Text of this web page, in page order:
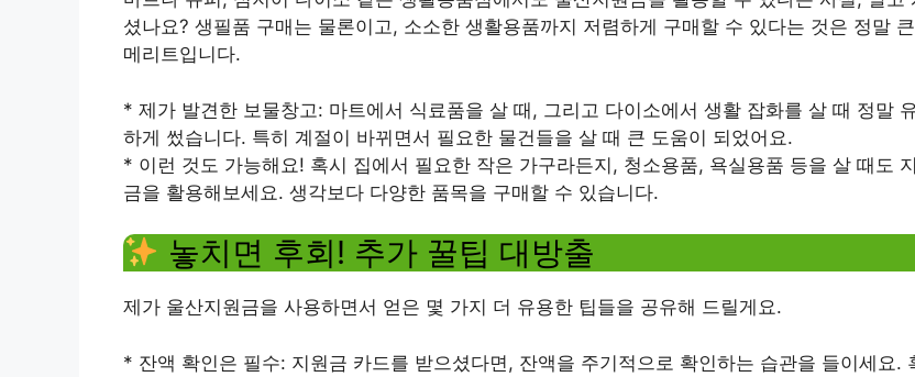
셨나요? 생필품 구매는 물론이고, 소소한 생활용품까지 저렴하게 구매할 수 있다는 것은 정말 큰
메리트입니다.
* 제가 발견한 보물창고: 마트에서 식료품을 살 때, 그리고 다이소에서 생활 잡화를 살 때 정말
하게 썼습니다. 특히 계절이 바뀌면서 필요한 물건들을 살 때 큰 도움이 되었어요.
* 이런 것도 가능해요! 혹시 집에서 필요한 작은 가구라든지, 청소용품, 욕실용품 등을 살 때도
금을 활용해보세요. 생각보다 다양한 품목을 구매할 수 있습니다.
놓치면 후회! 추가 꿀팁 대방출
제가 울산지원금을 사용하면서 얻은 몇 가지 더 유용한 팁들을 공유해 드릴게요.
* 잔액 확인은 필수: 지원금 카드를 받으셨다면, 잔액을 주기적으로 확인하는 습관을 들이세요.